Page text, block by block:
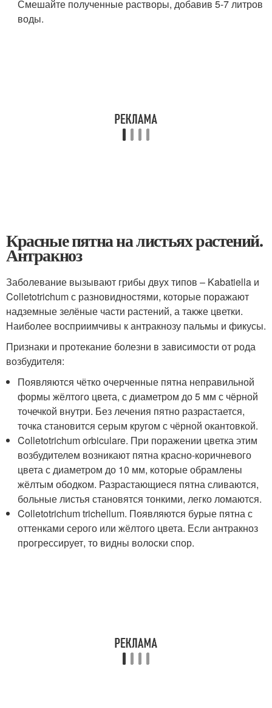
Смешайте полученные растворы, добавив 5-7 литров
воды.
Красные пятна на листьях растений.
Антракноз
Заболевание вызывают грибы двух типов – Kabatiella и
Colletotrichum с разновидностями, которые поражают
надземные зелёные части растений, а также цветки.
Наиболее восприимчивы к антракнозу пальмы и фикусы.
Признаки и протекание болезни в зависимости от рода
возбудителя:
Появляются чётко очерченные пятна неправильной
формы жёлтого цвета, с диаметром до 5 мм с чёрной
точечкой внутри. Без лечения пятно разрастается,
точка становится серым кругом с чёрной окантовкой.
Colletotrichum orbiculare. При поражении цветка этим
возбудителем возникают пятна красно-коричневого
цвета с диаметром до 10 мм, которые обрамлены
жёлтым ободком. Разрастающиеся пятна сливаются,
больные листья становятся тонкими, легко ломаются.
Colletotrichum trichellum. Появляются бурые пятна с
оттенками серого или жёлтого цвета. Если антракноз
прогрессирует, то видны волоски спор.